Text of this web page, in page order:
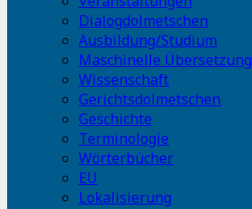
Dialogdolmetschen
Ausbildung/Studium
Maschinelle Übersetzung
Wissenschaft
Gerichtsdolmetschen
Geschichte
Terminologie
Wörterbücher
EU
Lokalisierung